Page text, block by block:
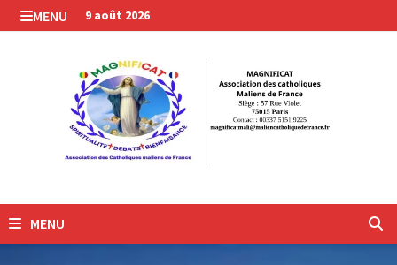
Passer
au
MENU 9 août 2026
MENU